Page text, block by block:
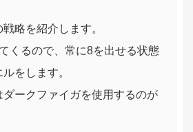
略を紹介します。
くるので、常に8を出せる状態
をします。
ダークファイガを使用するのが